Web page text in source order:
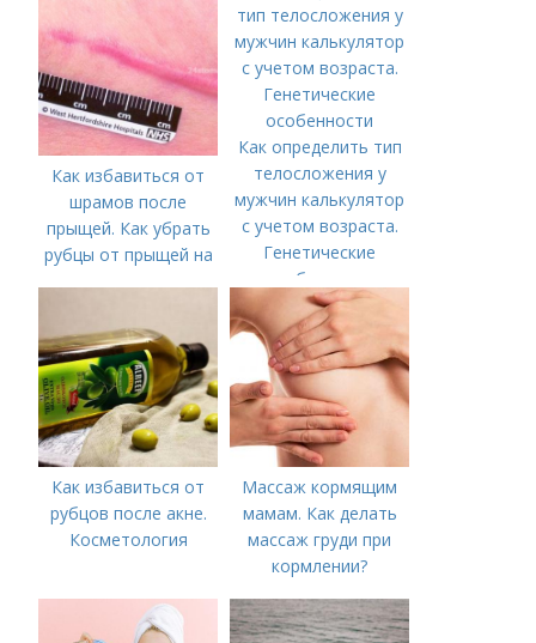
Как избавиться от
шрамов после
прыщей. Как убрать
рубцы от прыщей на
Как определить тип
телосложения у
мужчин калькулятор
с учетом возраста.
Генетические
особенности
Как избавиться от
рубцов после акне.
Косметология
Массаж кормящим
мамам. Как делать
массаж груди при
кормлении?